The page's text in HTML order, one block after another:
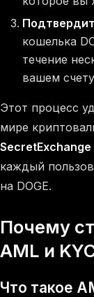
кошелька
течение
вашем
Этот процесс
мире
SecretExchange
каждый
на DOGE.
Почему
AML и
Что такое